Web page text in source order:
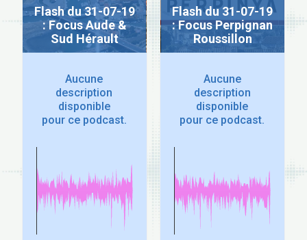
Flash du 31-07-19
: Focus Aude &
Sud Hérault
Aucune
description
disponible
pour ce podcast.
Flash du 31-07-19
: Focus Perpignan
Roussillon
Aucune
description
disponible
pour ce podcast.